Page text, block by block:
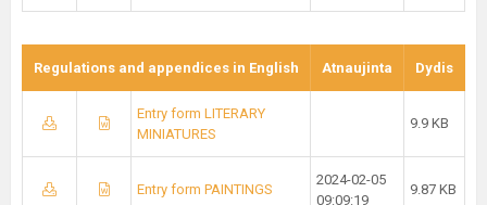
Regulations and appendices in English Atnaujinta Dydis
Entry form LITERARY
MINIATURES
9.9 KB
Entry form PAINTINGS
2024-02-05
09:09:19
9.87 KB